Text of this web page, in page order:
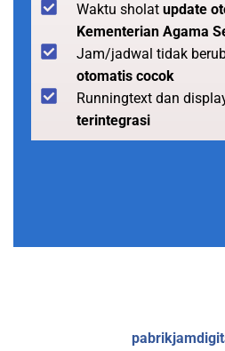
Waktu sholat update
Kementerian Agama
Jam/jadwal tidak
otomatis cocok
Runningtext dan
terintegrasi